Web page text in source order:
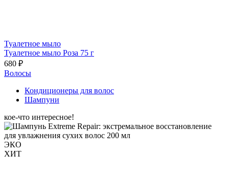
Туалетное мыло
Туалетное мыло Роза 75 г
680 ₽
Волосы
Кондиционеры для волос
Шампуни
кое-что интересное!
ЭКО
ХИТ